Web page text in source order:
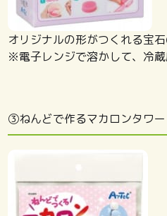
オリジナルの形がつくれる宝石
※電子レンジで溶かして、冷
③ねんどで作るマカロンタワー